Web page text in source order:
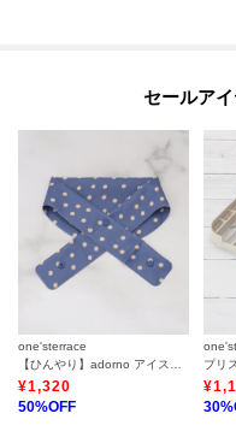
セールア
one'sterrace
【ひんやり】adorno アイスネッククーラー
¥1,320
50%OFF
プリ
¥
30